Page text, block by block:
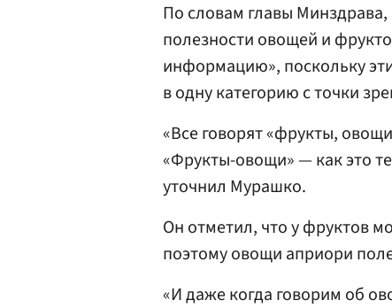
По словам главы
полезности овощей и
информацию», поскольку
в одну категорию с точки
«Все говорят «фрукты,
«Фрукты-овощи» — как это
уточнил Мурашко.
Он отметил, что у фруктов
поэтому овощи априори
«И даже когда говорим об